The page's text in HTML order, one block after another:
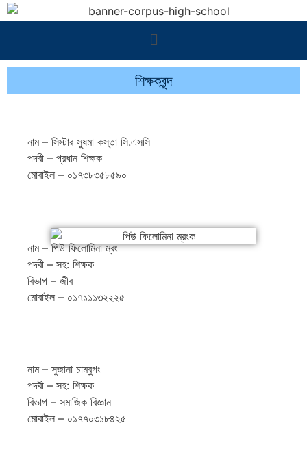
শিক্ষকবৃন্দ
নাম – সিস্টার সুষমা কস্তা সি.এসসি
পদবী – প্রধান শিক্ষক
মোবাইল – ০১৭৩৮৩৫৮৫৯০
নাম – পিউ ফিলোমিনা ম্রং
পদবী – সহ: শিক্ষক
বিভাগ – জীব
মোবাইল – ০১৭১১১৩২২২৫
নাম – সুজানা চাম্বুগং
পদবী – সহ: শিক্ষক
বিভাগ – সমাজিক বিজ্ঞান
মোবাইল – ০১৭৭০৩১৮৪২৫